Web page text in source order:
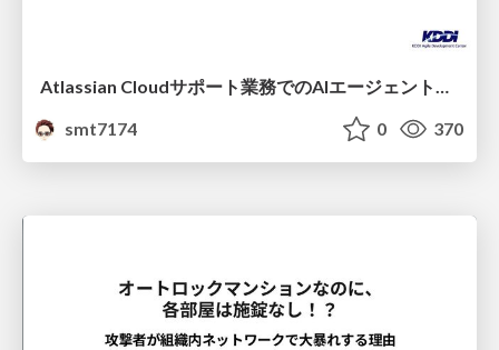
smt7174
0 370